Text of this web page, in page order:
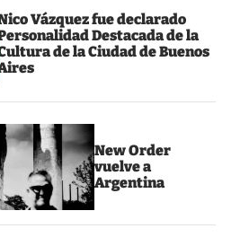
Vázquez fue declarado
Destacada de la
de la Ciudad de Buenos
New Order
vuelve a
Argentina